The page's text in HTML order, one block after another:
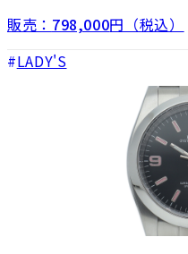
販売： 798,000円（税込）
LADY'S